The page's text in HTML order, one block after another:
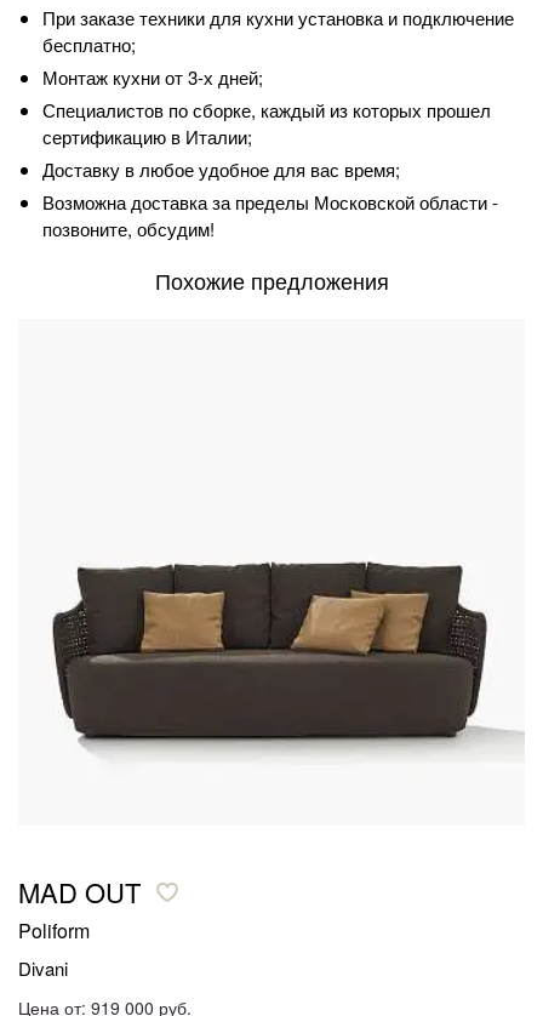
При заказе техники для кухни установка и подключение
бесплатно;
Монтаж кухни от 3-х дней;
Специалистов по сборке, каждый из которых прошел
сертификацию в Италии;
Доставку в любое удобное для вас время;
Возможна доставка за пределы Московской области -
позвоните, обсудим!
Похожие предложения
MAD OUT
Poliform
Divani
Цена от: 919 000 руб.